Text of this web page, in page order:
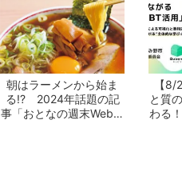
朝はラーメンから始ま
る!? 2024年話題の記
事「おとなの週末Web」
【
と質
わる